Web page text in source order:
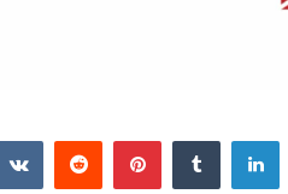
لينكدإن بينتيريست